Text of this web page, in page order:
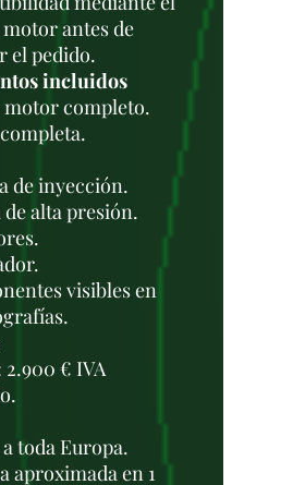
antes de
el pedido.
incluidos
motor completo.
de inyección.
de alta presión.
visibles en
2.900 € IVA
toda Europa.
aproximada en 1